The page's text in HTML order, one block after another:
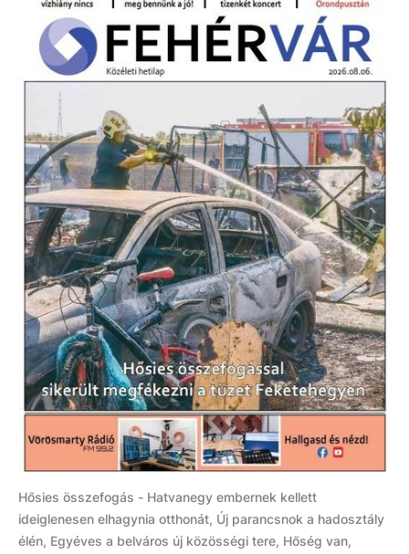
Hősies összefogás - Hatvanegy embernek kellett
ideiglenesen elhagynia otthonát, Új parancsnok a hadosztály
élén, Egyéves a belváros új közösségi tere, Hőség van,